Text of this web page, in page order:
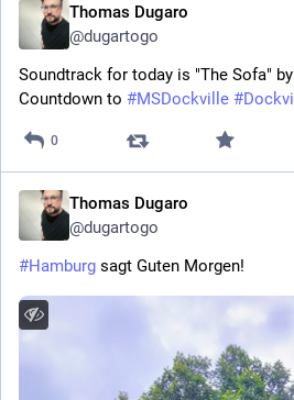
Thomas Dugaro
@dugartogo
Soundtrack for today is "The Sofa"
Countdown to #MSDockville #
0
Thomas Dugaro
@dugartogo
#Hamburg sagt Guten Morgen!